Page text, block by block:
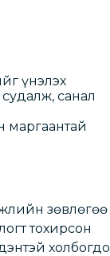
үнэлэх
санал
маргаантай
зөвлөгөө
тохирсон